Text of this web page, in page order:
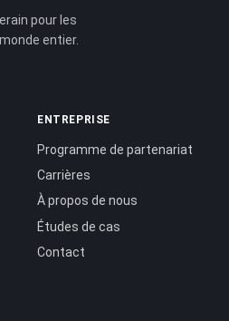
pour les
entier.
ENTREPRISE
Programme de partenariat
Carrières
À propos de nous
Études de cas
Contact